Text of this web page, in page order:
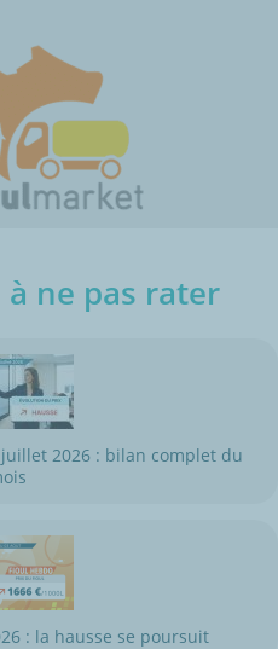
ne pas rater
2026 : bilan complet du
: la hausse se poursuit